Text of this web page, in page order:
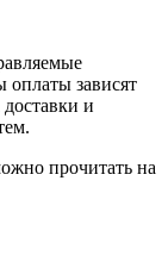
зависят
и
прочитать на